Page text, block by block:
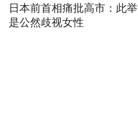
日本前首相痛批高市：此举
是公然歧视女性